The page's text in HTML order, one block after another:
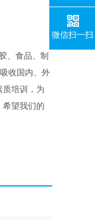
、食品、制
收国内、外
质培训，为
希望我们的
微信扫一扫